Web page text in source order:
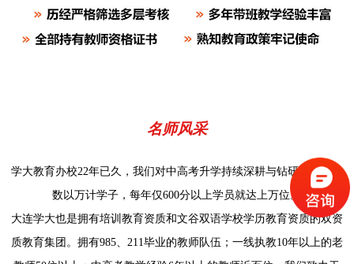
名师风采
学大教育办校22年已久，我们对中高考升学持续深耕与钻研，培养出
数以万计学子，每年仅600分以上学员就达上万位。
大连学大也是拥有培训教育资质和文谷双语学校学历教育资质的双资
质教育集团。拥有985、211毕业的教师队伍；一线执教10年以上的老